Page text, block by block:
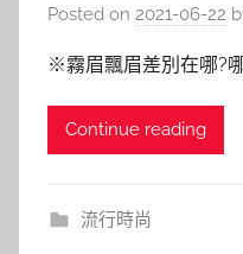
Posted on 2021-06-22
※霧眉飄眉差別在哪?
Continue reading
流行時尚